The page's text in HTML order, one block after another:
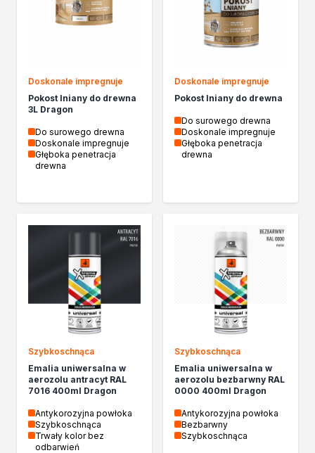
Izolacje i impregnaty budowlane
Folie w płynie
Grunty
Środki bioochronne
Środki czyszczące
Malowanie, ochrona i dekoracja
Bejce
Farby w aerozolu
Impregnaty dekoracyjne
Masy szpachlowe do drewna
Lakiery dekoracyjne
Żywica epoksydowa
Farby żaroodporne
Chemia gospodarcza
Preparaty udrażniające
Środki czyszczące
Chemia motoryzacyjna
Żywice
Zmywacze
Produkty do reperacji nadwozi
Doskonale impregnuje
Pokost lniany do drewna
3L Dragon
Do surowego drewna
Doskonale impregnuje
Głęboka penetracja
drewna
Doskonale impregnuje
Pokost lniany do drewna
Do surowego drewna
Doskonale impregnuje
Głęboka penetracja
drewna
Szybkoschnąca
Emalia uniwersalna w
aerozolu antracyt RAL
7016 400ml Dragon
Antykorozyjna powłoka
Szybkoschnąca
Trwały kolor bez
odbarwień
Szybkoschnąca
Emalia uniwersalna w
aerozolu bezbarwny RAL
0000 400ml Dragon
Antykorozyjna powłoka
Bezbarwny
Szybkoschnąca